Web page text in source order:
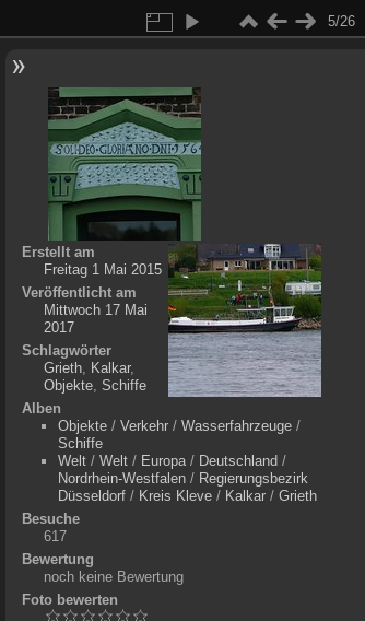
5/26
Erstellt am
Freitag 1 Mai 2015
Veröffentlicht am
Mittwoch 17 Mai
2017
Schlagwörter
Grieth, Kalkar,
Objekte, Schiffe
Alben
Objekte/ Verkehr/ Wasserfahrzeuge/
Schiffe
Welt/ Welt/ Europa/ Deutschland /
Nordrhein-Westfalen/ Regierungsbezirk
Düsseldorf/ Kreis Kleve/ Kalkar/ Grieth
Besuche
617
Bewertung
noch keine Bewertung
Foto bewerten